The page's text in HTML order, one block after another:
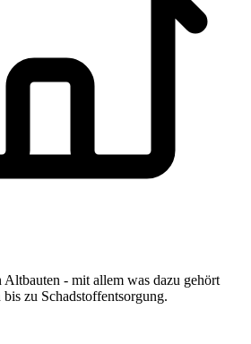
- mit allem was dazu gehört
zu Schadstoffentsorgung.